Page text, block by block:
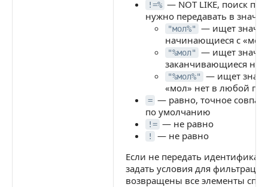
!=% — NOT LIKE, поиск по
нужно передавать в
"мол%"
— ищет
начинающиеся с
"%мол"
— ищет
заканчивающиеся на
"%мол%"
— ищет
«мол» нет в любой
= — равно, точное
по умолчанию
!= — не равно
!
— не равно
Если не передать
задать условия для
возвращены все элементы